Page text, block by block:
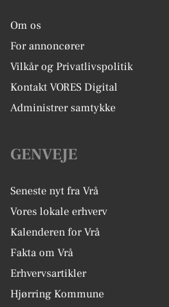
Om os
For annoncører
Vilkår og Privatlivspolitik
Kontakt VORES Digital
Administrer samtykke
GENVEJE
Seneste nyt fra Vrå
Vores lokale erhverv
Kalenderen for Vrå
Fakta om Vrå
Erhvervsartikler
Hjørring Kommune